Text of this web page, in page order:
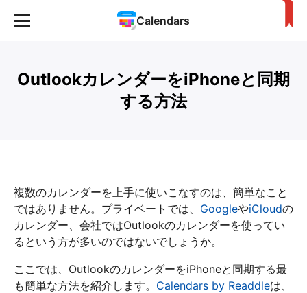
Calendars
OutlookカレンダーをiPhoneと同期
する方法
複数のカレンダーを上手に使いこなすのは、簡単なこと
ではありません。プライベートでは、 GoogleやiCloudの
カレンダー、会社ではOutlookのカレンダーを使ってい
るという方が多いのではないでしょうか。
ここでは、OutlookのカレンダーをiPhoneと同期する最
も簡単な方法を紹介します。 Calendars by Readdleは、